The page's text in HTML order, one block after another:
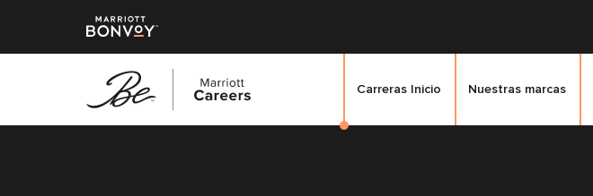
Carreras Inicio Nuestras marcas